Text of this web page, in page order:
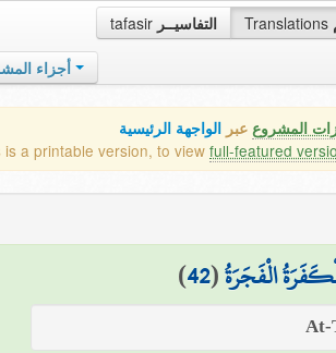
tafasir التفاسيــر Translations
أجزاء
المشروع عبر الواجهة الرئيسية
is a printable version, to view full-featured
الْفَجَرَةُ(
42
)